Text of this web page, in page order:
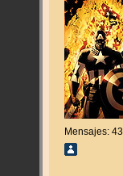
Mensajes: 43